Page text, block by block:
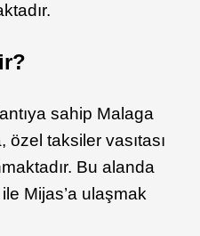
sahip Malaga
özel taksiler vasıtası
Bu alanda
Mijas’a ulaşmak